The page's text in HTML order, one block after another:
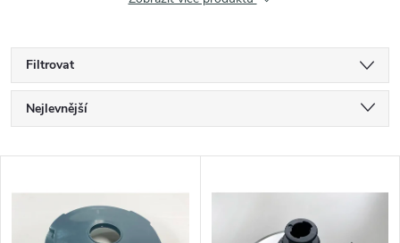
Filtrovat
Ř
a
z
Nejlevnější
Abecedně